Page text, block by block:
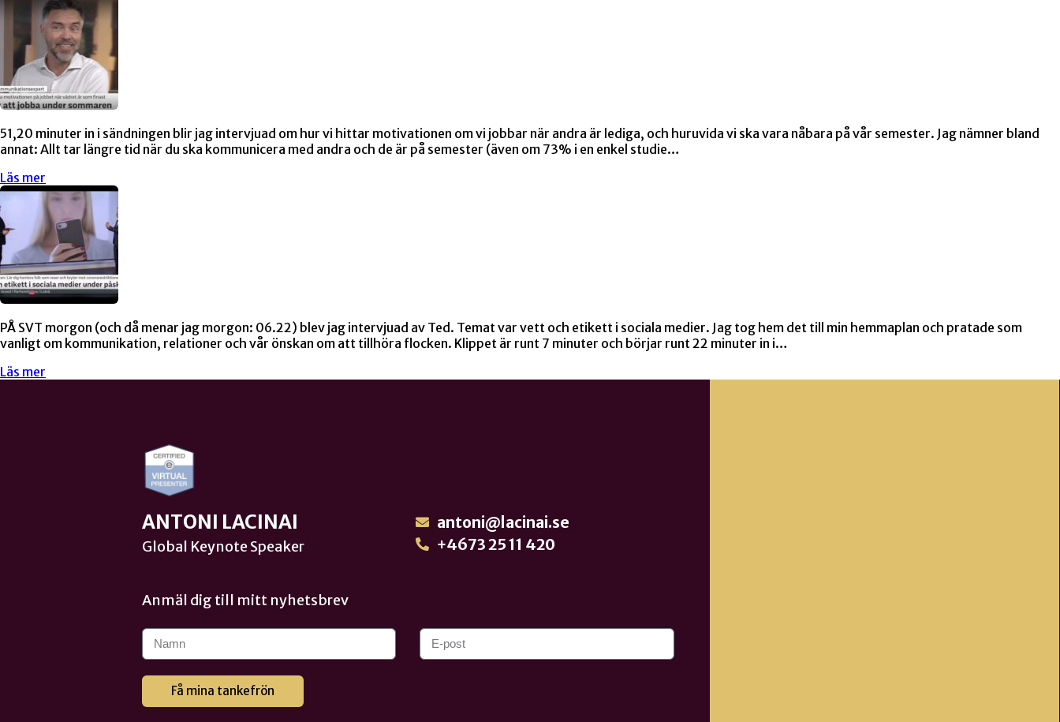
51,20 minuter in i sändningen blir jag intervjuad om hur vi hittar motivationen om vi jobbar när andra är lediga, och huruvida vi ska vara nåbara på vår semester. Jag nämner bland
annat: Allt tar längre tid när du ska kommunicera med andra och de är på semester (även om 73% i en enkel studie…
Läs mer
PÅ SVT morgon (och då menar jag morgon: 06.22) blev jag intervjuad av Ted. Temat var vett och etikett i sociala medier. Jag tog hem det till min hemmaplan och pratade som
vanligt om kommunikation, relationer och vår önskan om att tillhöra flocken. Klippet är runt 7 minuter och börjar runt 22 minuter in i…
Läs mer
ANTONI LACINAI
Global Keynote Speaker
antoni@lacinai.se
+4673 25 11 420
Anmäl dig till mitt nyhetsbrev
Få mina tankefrön